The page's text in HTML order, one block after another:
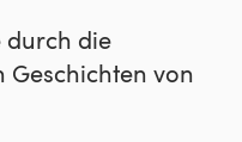
durch die
Geschichten von